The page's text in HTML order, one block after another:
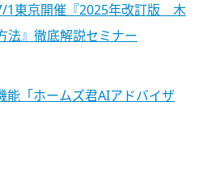
1東京開催『2025年改訂版 木
法』徹底解説セミナー
能「ホームズ君AIアドバイザ